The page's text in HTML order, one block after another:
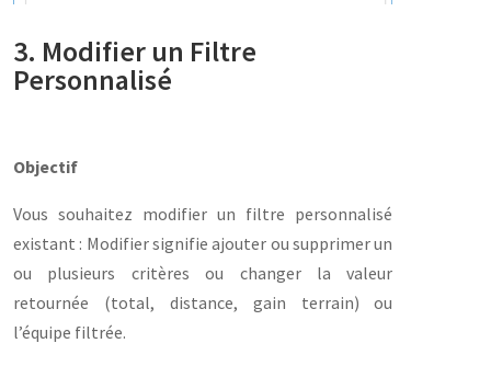
3. Modifier un Filtre
Personnalisé
Objectif
Vous souhaitez modifier un filtre personnalisé
existant : Modifier signifie ajouter ou supprimer un
ou plusieurs critères ou changer la valeur
retournée (total, distance, gain terrain) ou
l’équipe filtrée.